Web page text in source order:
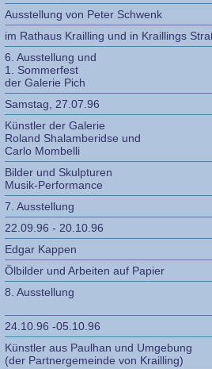
Ausstellung von Peter Schwenk
im Rathaus Krailling und in Kraillings
6. Ausstellung und
1. Sommerfest
der Galerie Pich
Samstag, 27.07.96
Künstler der Galerie
Roland Shalamberidse und
Carlo Mombelli
Bilder und Skulpturen
Musik-Performance
7. Ausstellung
22.09.96 - 20.10.96
Edgar Kappen
Ölbilder und Arbeiten auf Papier
8. Ausstellung
24.10.96 -05.10.96
Künstler aus Paulhan und Umgebung
(der Partnergemeinde von Krailling)